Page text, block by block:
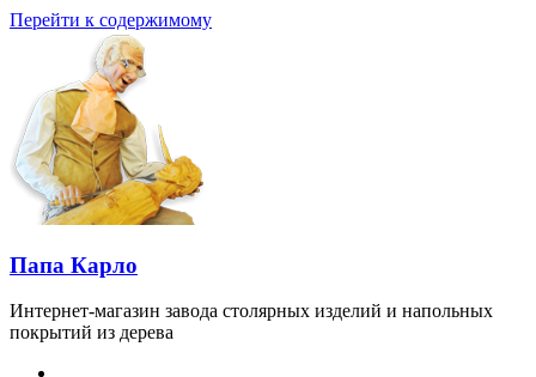
Перейти к содержимому
Папа Карло
Интернет-магазин завода столярных изделий и напольных
покрытий из дерева